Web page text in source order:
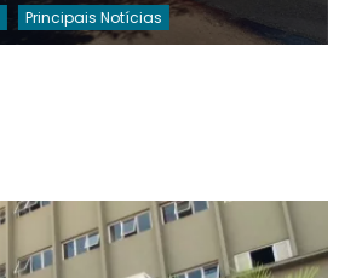
Principais Notícias